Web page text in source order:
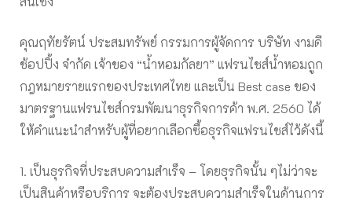
คุณฤทัยรัตน์ ประสมทรัพย์ กรรมการผู้จัดการ บริษัท งามดี
ช้อปปิ้ง จำกัด เจ้าของ “น้ำหอมกัลยา” แฟรนไชส์น้ำหอมถูก
กฎหมายรายแรกของประเทศไทย และเป็น Best case ของ
มาตรฐานแฟรนไชส์กรมพัฒนาธุรกิจการค้า พ.ศ. 2560 ได้
ให้คำแนะนำสำหรับผู้ที่อยากเลือกซื้อธุรกิจแฟรนไชส์ไว้ดังนี้
1. เป็นธุรกิจที่ประสบความสำเร็จ – โดยธุรกิจนั้น ๆไม่ว่าจะ
เป็นสินค้าหรือบริการ จะต้องประสบความสำเร็จในด้านการ